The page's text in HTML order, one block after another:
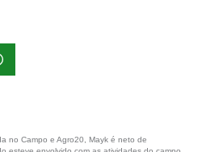
no Campo e Agro20, Mayk é neto de